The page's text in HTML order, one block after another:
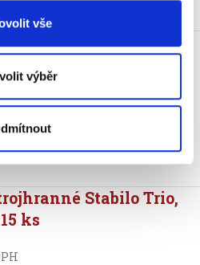
vše
výběr
Stabilo Trio
Stabilo Trio,
ks